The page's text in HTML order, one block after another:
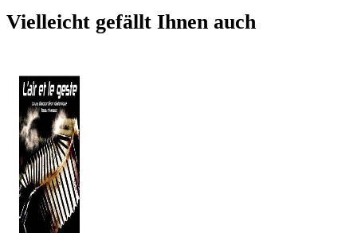
Vielleicht gefällt Ihnen auch